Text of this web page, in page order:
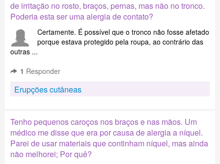
de irritação no rosto, braços, pernas, mas não no tronco.
Poderia esta ser uma alergia de contato?
Certamente. É possível que o tronco não fosse afetado
porque estava protegido pela roupa, ao contrário das
outras ...
1 Responder
Erupções cutâneas
Tenho pequenos caroços nos braços e nas mãos. Um
médico me disse que era por causa de alergia a níquel.
Parei de usar materiais que continham níquel, mas ainda
não melhorei; Por quê?